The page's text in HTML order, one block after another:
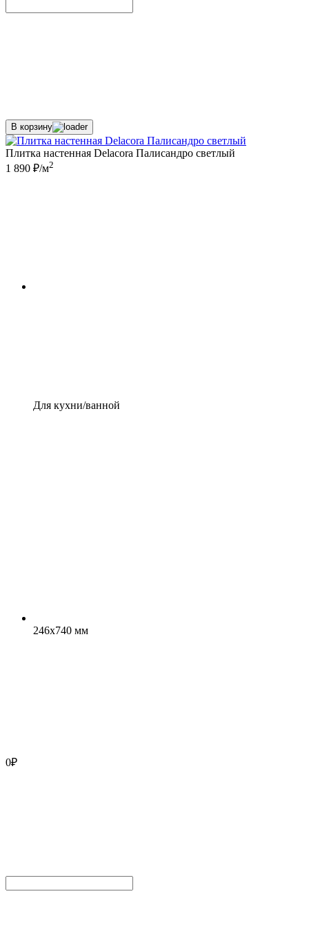
В корзину
Плитка настенная Delacora Палисандро светлый
1 890 ₽/м2
Для кухни/ванной
246x740 мм
0₽